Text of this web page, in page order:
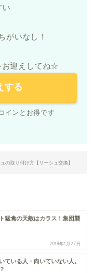
い
がいなし！
お迎えしてね☆
する
インとお得です
の取り付け方【リーシュ交換】
猛禽の天敵はカラス！集団襲
2018年1月27日
ている人・向いていない人。